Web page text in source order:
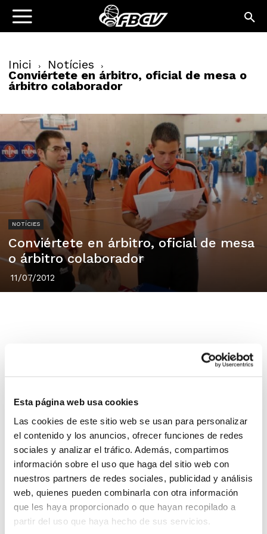
Esta página web usa cookies
Las cookies de este sitio web se usan para personalizar
el contenido y los anuncios, ofrecer funciones de redes
sociales y analizar el tráfico. Además, compartimos
información sobre el uso que haga del sitio web con
nuestros partners de redes sociales, publicidad y análisis
web, quienes pueden combinarla con otra información
que les haya proporcionado o que hayan recopilado a
partir del uso que haya hecho de sus servicios.
Inici Notícies
Conviértete en árbitro, oficial de mesa o
árbitro colaborador
NOTÍCIES
Conviértete en árbitro, oficial de mesa
o árbitro colaborador
11/07/2012
Si has pensado la posibilidad de convertirte en árbitro,
FBCV y en los XXXI Jocs Esportius, ahora es tu
Accede a la convocatoria de los Cursos de Formación
del Comité Técnico Arbitral, que comenzarán en el mes
de septiembre con una parte de contenidos en
formato Presencial y otra parte en formato No
Presencial a través del Aula Web.
Se convocan tres niveles de Cursos de Formación